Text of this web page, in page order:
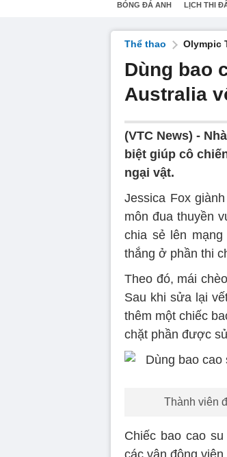
BÓNG ĐÁ ANH LỊCH THI
Thể thao Olympic
Dùng bao
Australia
(VTC News) -
biệt giúp cô
ngại vật.
Jessica Fox
môn đua thuyền
chia sẻ lên
thắng ở phần thi
Theo đó, mái
Sau khi sửa lại
thêm một chiếc
chặt phần được
Thành viên
Chiếc bao cao
các vận động